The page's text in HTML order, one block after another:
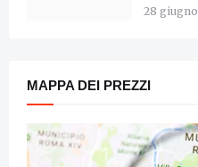
28 giugno
MAPPA DEI PREZZI